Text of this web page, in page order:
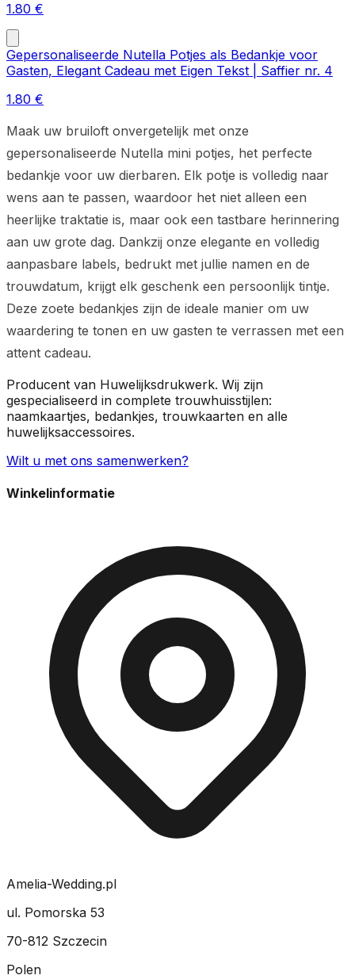
1.80 €
Gepersonaliseerde Nutella Potjes als Bedankje voor
Gasten, Elegant Cadeau met Eigen Tekst | Saffier nr. 4
1.80 €
Maak uw bruiloft onvergetelijk met onze
gepersonaliseerde Nutella mini potjes, het perfecte
bedankje voor uw dierbaren. Elk potje is volledig naar
wens aan te passen, waardoor het niet alleen een
heerlijke traktatie is, maar ook een tastbare herinnering
aan uw grote dag. Dankzij onze elegante en volledig
aanpasbare labels, bedrukt met jullie namen en de
trouwdatum, krijgt elk geschenk een persoonlijk tintje.
Deze zoete bedankjes zijn de ideale manier om uw
waardering te tonen en uw gasten te verrassen met een
attent cadeau.
Producent van Huwelijksdrukwerk. Wij zijn
gespecialiseerd in complete trouwhuisstijlen:
naamkaartjes, bedankjes, trouwkaarten en alle
huwelijksaccessoires.
Wilt u met ons samenwerken?
Winkelinformatie
Amelia-Wedding.pl
ul. Pomorska 53
70-812 Szczecin
Polen